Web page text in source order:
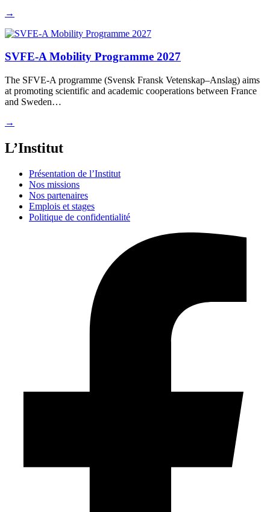
→
SVFE-A Mobility Programme 2027
The SFVE-A programme (Svensk Fransk Vetenskap–Anslag) aims
at promoting scientific and academic cooperations between France
and Sweden…
→
L’Institut
Présentation de l’Institut
Nos missions
Nos partenaires
Emplois et stages
Politique de confidentialité